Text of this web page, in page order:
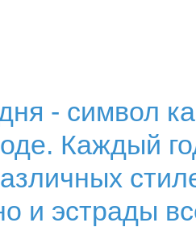
- символ
Каждый
и эстрады